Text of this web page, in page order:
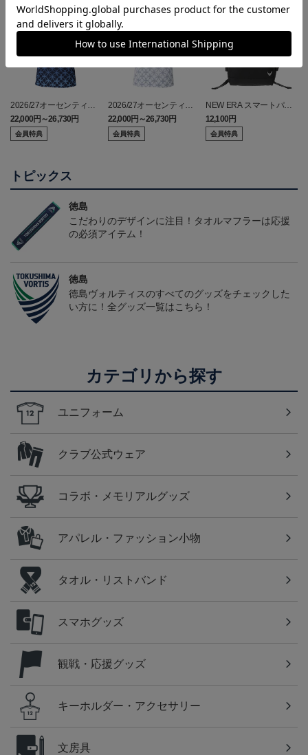
2026/27オーセンティッ
クユニフォーム(FP1st/半
袖)
22,000円～26,730円
会員特典
2026/27オーセンティッ
クユニフォーム(FP2nd/半
袖）
22,000円～26,730円
会員特典
NEW ERA スマートパッ
ク
12,100円
会員特典
トピックス
徳島
こだわりのデザインに注目！タオルマフラーは応援
の必須アイテム！
徳島
徳島ヴォルティスのすべてのグッズをチェックした
い方に！全グッズ一覧はこちら！
カテゴリから探す
ユニフォーム
クラブ公式ウェア
コラボ・メモリアルグッズ
アパレル・ファッション小物
タオル・リストバンド
スマホグッズ
観戦・応援グッズ
キーホルダー・アクセサリー
文房具